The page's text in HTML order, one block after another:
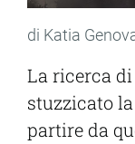
di Katia
La ricerca
stuzzicato
partire da